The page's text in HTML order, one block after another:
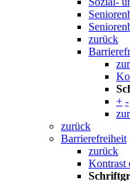
zurück
+ -
zurück
Barrierefreiheit
zurück
Kontrast